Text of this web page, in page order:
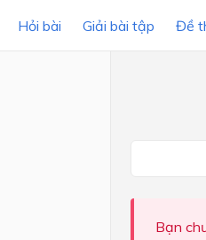
Hỏi bài Giải bài tập Đề
Bạn